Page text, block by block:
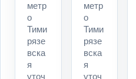
метр
о
Тими
рязе
вска
я
уточ
метр
о
Тими
рязе
вска
я
уточ